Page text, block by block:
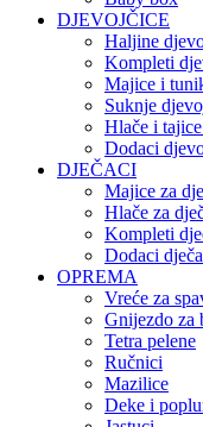
DJEVOJČICE
Haljine
Kompleti
Majice i
Suknje
Hlače i
Dodaci
DJEČACI
Majice za
Hlače za
Kompleti
Dodaci
OPREMA
Vreće za
Gnijezdo za
Tetra pelene
Ručnici
Mazilice
Deke i